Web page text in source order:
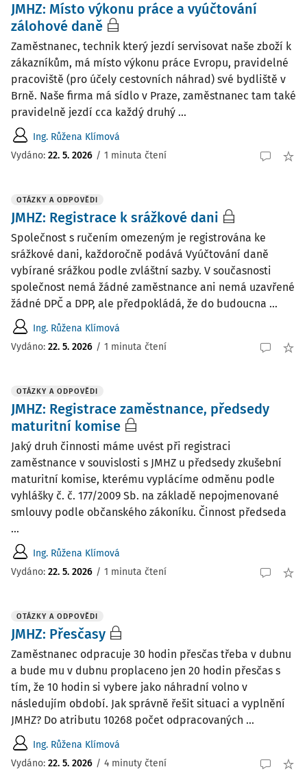
JMHZ: Místo výkonu práce a vyúčtování
zálohové daně
Zaměstnanec, technik který jezdí servisovat naše zboží k
zákazníkům, má místo výkonu práce Evropu, pravidelné
pracoviště (pro účely cestovních náhrad) své bydliště v
Brně. Naše firma má sídlo v Praze, zaměstnanec tam také
pravidelně jezdí cca každý druhý ...
Ing. Růžena Klímová
Vydáno: 22. 5. 2026 / 1 minuta čtení
OTÁZKY A ODPOVĚDI
JMHZ: Registrace k srážkové dani
Společnost s ručením omezeným je registrována ke
srážkové dani, každoročně podává Vyúčtování daně
vybírané srážkou podle zvláštní sazby. V současnosti
společnost nemá žádné zaměstnance ani nemá uzavřené
žádné DPČ a DPP, ale předpokládá, že do budoucna ...
Ing. Růžena Klímová
Vydáno: 22. 5. 2026 / 1 minuta čtení
OTÁZKY A ODPOVĚDI
JMHZ: Registrace zaměstnance, předsedy
maturitní komise
Jaký druh činnosti máme uvést při registraci
zaměstnance v souvislosti s JMHZ u předsedy zkušební
maturitní komise, kterému vyplácíme odměnu podle
vyhlášky č. č. 177/2009 Sb. na základě nepojmenované
smlouvy podle občanského zákoníku. Činnost předseda
...
Ing. Růžena Klímová
Vydáno: 22. 5. 2026 / 1 minuta čtení
OTÁZKY A ODPOVĚDI
JMHZ: Přesčasy
Zaměstnanec odpracuje 30 hodin přesčas třeba v dubnu
a bude mu v dubnu proplaceno jen 20 hodin přesčas s
tím, že 10 hodin si vybere jako náhradní volno v
následujím období. Jak správně řešit situaci a vyplnění
JMHZ? Do atributu 10268 počet odpracovaných ...
Ing. Růžena Klímová
Vydáno: 22. 5. 2026 / 4 minuty čtení